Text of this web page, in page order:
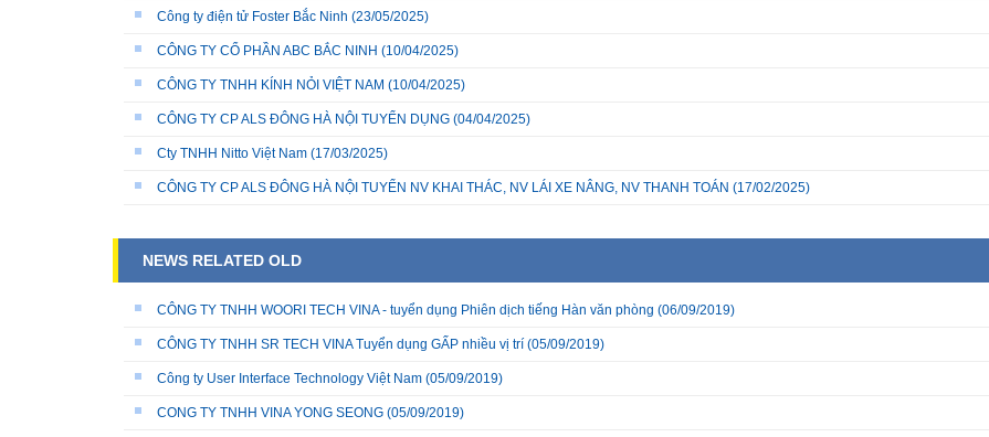
Công ty điện tử Foster Bắc Ninh (23/05/2025)
CÔNG TY CỔ PHẦN ABC BẮC NINH (10/04/2025)
CÔNG TY TNHH KÍNH NỎI VIỆT NAM (10/04/2025)
CÔNG TY CP ALS ĐÔNG HÀ NỘI TUYỂN DỤNG (04/04/2025)
Cty TNHH Nitto Việt Nam (17/03/2025)
CÔNG TY CP ALS ĐÔNG HÀ NỘI TUYỂN NV KHAI THÁC, NV LÁI XE NÂNG, NV THANH TOÁN (17/02/2025)
NEWS RELATED OLD
CÔNG TY TNHH WOORI TECH VINA - tuyển dụng Phiên dịch tiếng Hàn văn phòng (06/09/2019)
CÔNG TY TNHH SR TECH VINA Tuyển dụng GẤP nhiều vị trí (05/09/2019)
Công ty User Interface Technology Việt Nam (05/09/2019)
CONG TY TNHH VINA YONG SEONG (05/09/2019)